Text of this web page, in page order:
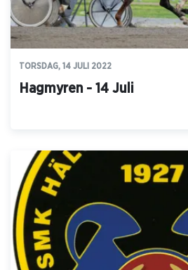
TORSDAG, 14 JULI 2022
Hagmyren - 14 Juli